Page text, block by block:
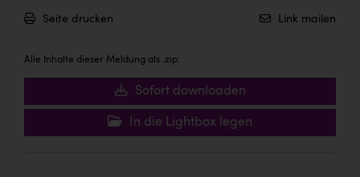
Seite drucken Link mailen
Alle Inhalte dieser Meldung als .zip:
Sofort downloaden
In die Lightbox legen